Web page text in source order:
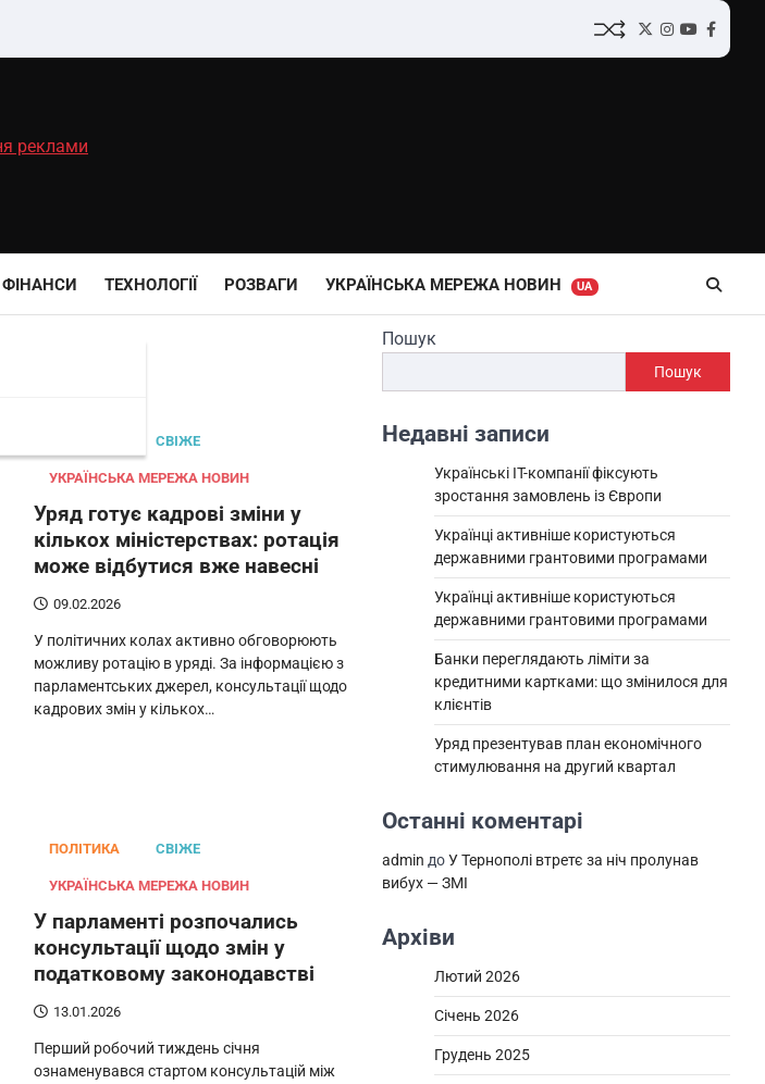
TwitterInstagram
YouTube
ФІНАНСИ ТЕХНОЛОГІЇ РОЗВАГИ УКРАЇНСЬКА МЕРЕЖА НОВИН UA
СВІЖЕ
УКРАЇНСЬКА МЕРЕЖА НОВИН
Уряд готує кадрові зміни у
кількох міністерствах: ротація
може відбутися вже навесні
09.02.2026
У політичних колах активно обговорюють
можливу ротацію в уряді. За інформацією з
парламентських джерел, консультації щодо
кадрових змін у кількох…
ПОЛІТИКА СВІЖЕ
УКРАЇНСЬКА МЕРЕЖА НОВИН
У парламенті розпочались
консультації щодо змін у
податковому законодавстві
13.01.2026
Перший робочий тиждень січня
ознаменувався стартом консультацій між
Пошук
Пошук
Недавні записи
Українські IT-компанії фіксують
зростання замовлень із Європи
Українці активніше користуються
державними грантовими програмами
Українці активніше користуються
державними грантовими програмами
Банки переглядають ліміти за
кредитними картками: що змінилося для
клієнтів
Уряд презентував план економічного
стимулювання на другий квартал
Останні коментарі
admin доУ Тернополі втретє за ніч пролунав
вибух — ЗМІ
Архіви
Лютий 2026
Січень 2026
Грудень 2025